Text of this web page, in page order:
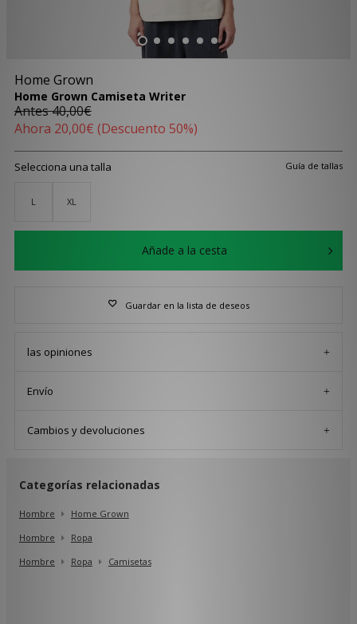
Home Grown
Home Grown Camiseta Writer
Antes40,00€
Ahora 20,00€ (Descuento 50%)
Guía de tallas
Selecciona una talla
L XL
Añade a la cesta
Guardar en la lista de deseos
las opiniones
Envío
Cambios y devoluciones
Categorías relacionadas
Hombre
Home Grown
Hombre
Ropa
Hombre
Ropa Camisetas